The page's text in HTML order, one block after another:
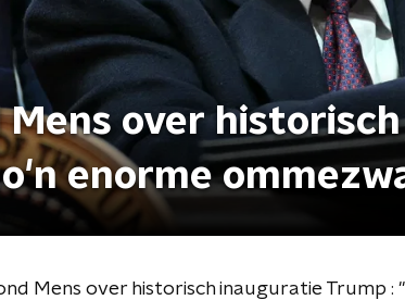
Mens over
enorme
Mens over historisch inauguratie Trump